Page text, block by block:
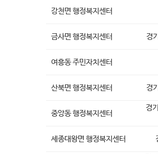
강천면 행정복지센터
금사면 행정복지센터 경
여흥동 주민자치센터
산북면 행정복지센터 경
중앙동 행정복지센터
경
세종대왕면 행정복지센터